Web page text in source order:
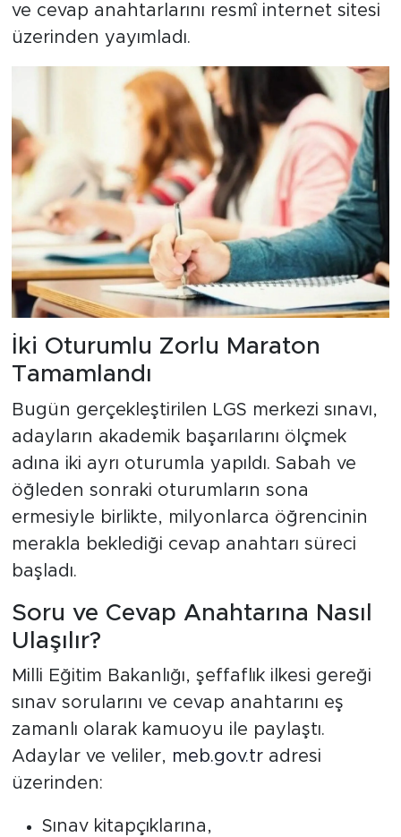
ve cevap anahtarlarını resmî internet sitesi
üzerinden yayımladı.
İki Oturumlu Zorlu Maraton
Tamamlandı
Bugün gerçekleştirilen LGS merkezi sınavı,
adayların akademik başarılarını ölçmek
adına iki ayrı oturumla yapıldı. Sabah ve
öğleden sonraki oturumların sona
ermesiyle birlikte, milyonlarca öğrencinin
merakla beklediği cevap anahtarı süreci
başladı.
Soru ve Cevap Anahtarına Nasıl
Ulaşılır?
Milli Eğitim Bakanlığı, şeffaflık ilkesi gereği
sınav sorularını ve cevap anahtarını eş
zamanlı olarak kamuoyu ile paylaştı.
Adaylar ve veliler, meb.gov.tradresi
üzerinden:
Sınav kitapçıklarına,